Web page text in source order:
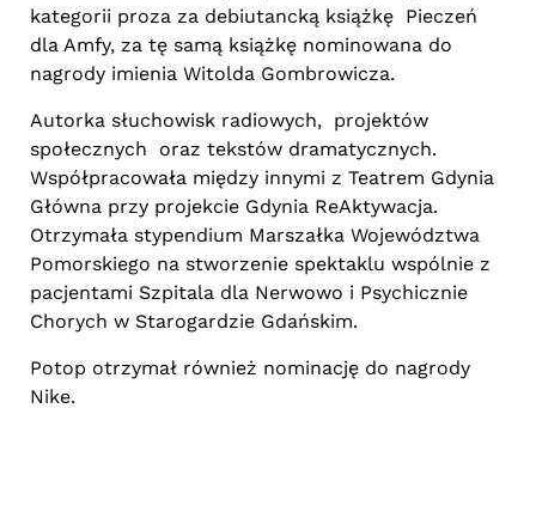
kategorii proza za debiutancką książkę Pieczeń
dla Amfy, za tę samą książkę nominowana do
nagrody imienia Witolda Gombrowicza.
Autorka słuchowisk radiowych, projektów
społecznych oraz tekstów dramatycznych.
Współpracowała między innymi z Teatrem Gdynia
Główna przy projekcie Gdynia ReAktywacja.
Otrzymała stypendium Marszałka Województwa
Pomorskiego na stworzenie spektaklu wspólnie z
pacjentami Szpitala dla Nerwowo i Psychicznie
Chorych w Starogardzie Gdańskim.
Potop otrzymał również nominację do nagrody
Nike.